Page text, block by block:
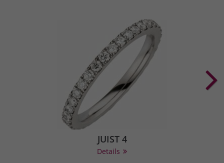
JUIST 4
Details